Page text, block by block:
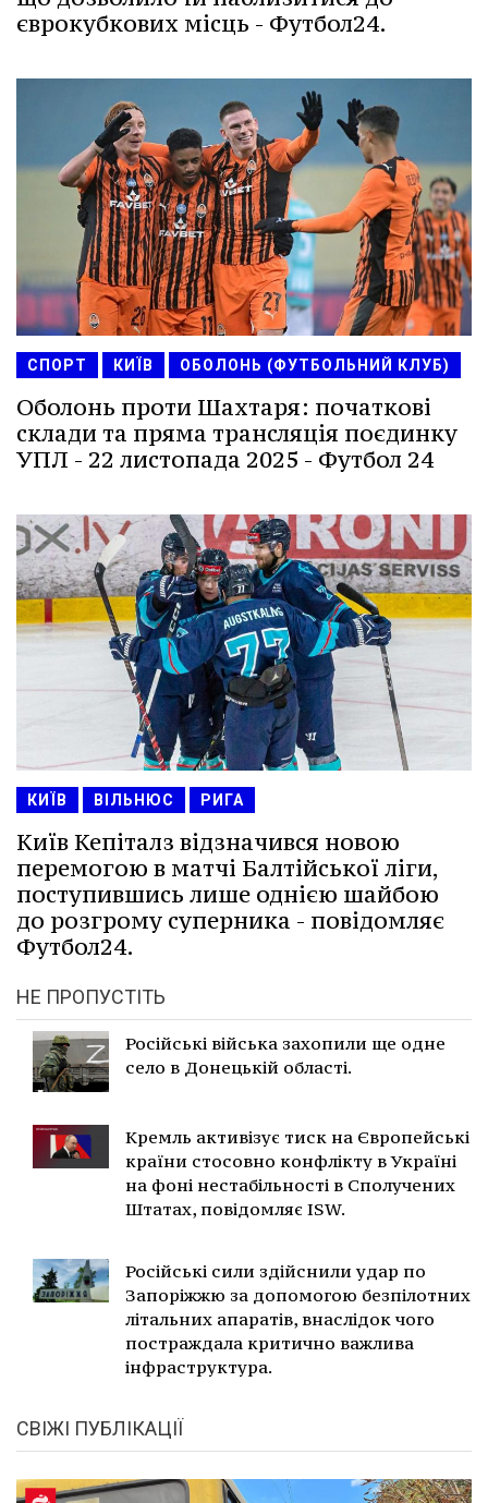
єврокубкових місць - Футбол24.
СПОРТ КИЇВ ОБОЛОНЬ (ФУТБОЛЬНИЙ КЛУБ)
Оболонь проти Шахтаря: початкові
склади та пряма трансляція поєдинку
УПЛ - 22 листопада 2025 - Футбол 24
КИЇВ ВІЛЬНЮС РИГА
Київ Кепіталз відзначився новою
перемогою в матчі Балтійської ліги,
поступившись лише однією шайбою
до розгрому суперника - повідомляє
Футбол24.
НЕ ПРОПУСТІТЬ
Російські війська захопили ще одне
село в Донецькій області.
Кремль активізує тиск на Європейські
країни стосовно конфлікту в Україні
на фоні нестабільності в Сполучених
Штатах, повідомляє ISW.
Російські сили здійснили удар по
Запоріжжю за допомогою безпілотних
літальних апаратів, внаслідок чого
постраждала критично важлива
інфраструктура.
СВІЖІ ПУБЛІКАЦІЇ